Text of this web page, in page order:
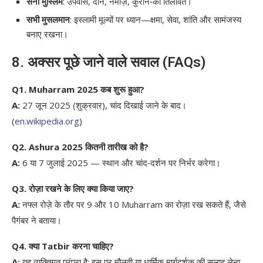
सभी मुसलमान: इस्लामी मूल्यों पर ध्यान—क्षमा, सेवा, शांति और सामंजस्य
बनाए रखना।
8. अक्सर पूछे जाने वाले सवाल (FAQs)
Q1. Muharram 2025 कब शुरू हुआ?
A: 27 जून 2025 (शुक्रवार), चांद दिखाई जाने के बाद।
(en.wikipedia.org)
Q2. Ashura 2025 कितनी तारीख को है?
A: 6 या 7 जुलाई 2025 — स्थान और चांद‑दर्शन पर निर्भर करेगा।
Q3. रोज़ा रखने के लिए क्या किया जाए?
A:नफ्ल रोज़े के तौर पर 9 और 10 Muharram का रोज़ा रख सकते हैं, जैसे
पैगंबर ने बताया।
Q4. क्या Tatbir करना चाहिए?